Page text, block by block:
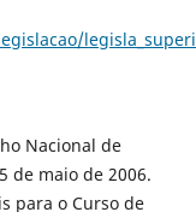
Nacional de
de maio de 2006.
para o Curso de